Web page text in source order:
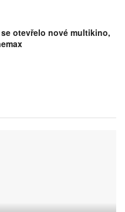
otevřelo nové multikino,